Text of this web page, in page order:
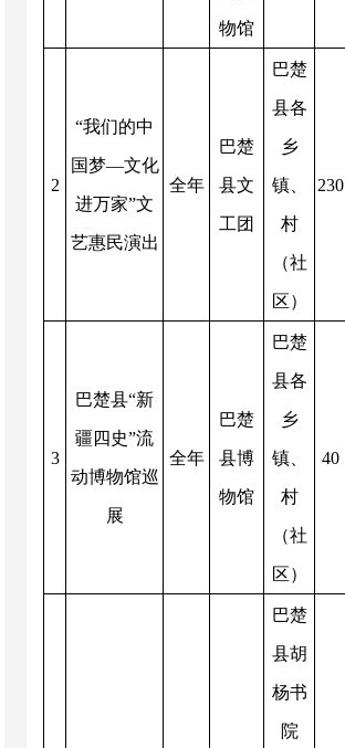
物馆
2
“我们的中
国梦—文化
进万家”文
艺惠民演出
全年
巴楚
县文
工团
巴楚
县各
乡
镇、
村
（社
区）
230
3
巴楚县“新
疆四史”流
动博物馆巡
展
全年
巴楚
县博
物馆
巴楚
县各
乡
镇、
村
（社
区）
40
巴楚
县胡
杨书
院